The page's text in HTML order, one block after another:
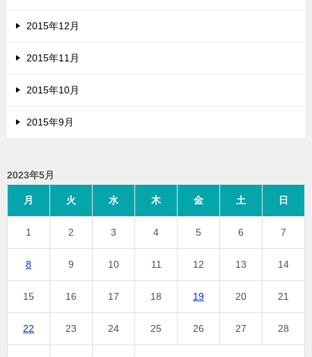
2015年12月
2015年11月
2015年10月
2015年9月
2023年5月
月 火 水 木 金 土 日
1 2 3 4 5 6 7
8 9 10 11 12 13 14
15 16 17 18 19 20 21
22 23 24 25 26 27 28